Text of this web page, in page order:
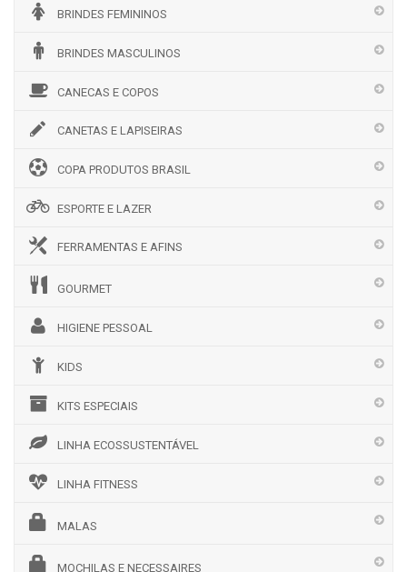
BRINDES FEMININOS
BRINDES MASCULINOS
CANECAS E COPOS
CANETAS E LAPISEIRAS
COPA PRODUTOS BRASIL
ESPORTE E LAZER
FERRAMENTAS E AFINS
GOURMET
HIGIENE PESSOAL
KIDS
KITS ESPECIAIS
LINHA ECOSSUSTENTÁVEL
LINHA FITNESS
MALAS
MOCHILAS E NECESSAIRES